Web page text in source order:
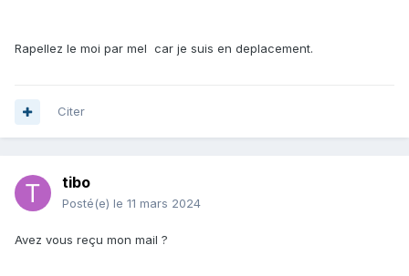
Rapellez le moi par mel car je suis en deplacement.
Citer
tibo
Posté(e) le 11 mars 2024
Avez vous reçu mon mail ?